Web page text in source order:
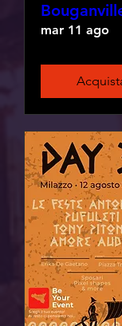
mar 11 ago